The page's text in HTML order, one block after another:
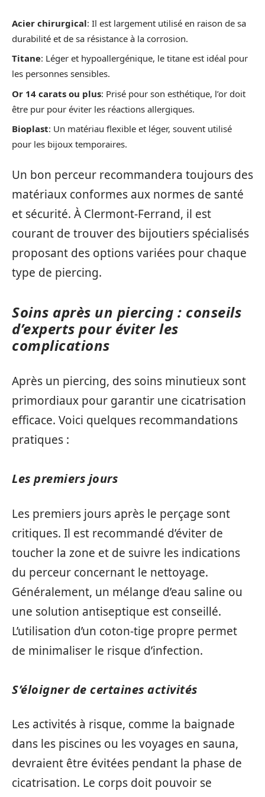
Acier chirurgical: Il est largement utilisé en raison de sa
durabilité et de sa résistance à la corrosion.
Titane: Léger et hypoallergénique, le titane est idéal pour
les personnes sensibles.
Or 14 carats ou plus: Prisé pour son esthétique, l’or doit
être pur pour éviter les réactions allergiques.
Bioplast: Un matériau flexible et léger, souvent utilisé
pour les bijoux temporaires.
Un bon perceur recommandera toujours des
matériaux conformes aux normes de santé
et sécurité. À Clermont-Ferrand, il est
courant de trouver des bijoutiers spécialisés
proposant des options variées pour chaque
type de piercing.
Soins après un piercing : conseils
d’experts pour éviter les
complications
Après un piercing, des soins minutieux sont
primordiaux pour garantir une cicatrisation
efficace. Voici quelques recommandations
pratiques :
Les premiers jours
Les premiers jours après le perçage sont
critiques. Il est recommandé d’éviter de
toucher la zone et de suivre les indications
du perceur concernant le nettoyage.
Généralement, un mélange d’eau saline ou
une solution antiseptique est conseillé.
L’utilisation d’un coton-tige propre permet
de minimaliser le risque d’infection.
S’éloigner de certaines activités
Les activités à risque, comme la baignade
dans les piscines ou les voyages en sauna,
devraient être évitées pendant la phase de
cicatrisation. Le corps doit pouvoir se